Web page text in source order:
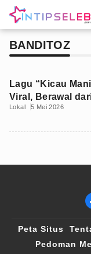
BANDITOZ
Lagu “Kicau
Viral, Berawal
Lokal 5 Mei 2026
Peta Situs
Pedoman